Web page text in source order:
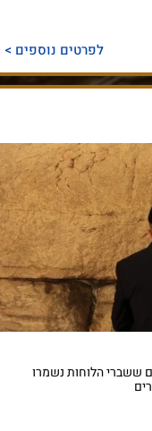
לפרטים נוספים >
ששברי הלוחות נשמרו